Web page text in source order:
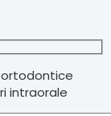
intraorale